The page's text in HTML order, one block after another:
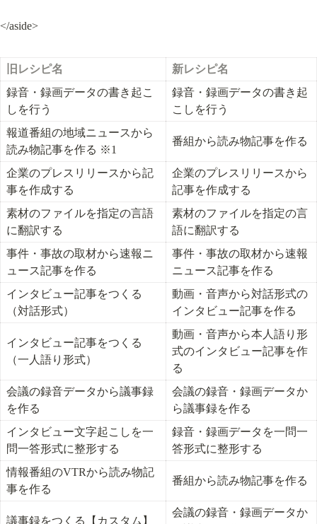
</aside>
旧レシピ名
新レシピ名
録音・録画データの書き起こ
しを行う
録音・録画データの書き起
こしを行う
報道番組の地域ニュースから
読み物記事を作る ※1
番組から読み物記事を作る
企業のプレスリリースから記
事を作成する
企業のプレスリリースから
記事を作成する
素材のファイルを指定の言語
に翻訳する
素材のファイルを指定の言
語に翻訳する
事件・事故の取材から速報ニ
ュース記事を作る
事件・事故の取材から速報
ニュース記事を作る
インタビュー記事をつくる
（対話形式）
動画・音声から対話形式の
インタビュー記事を作る
インタビュー記事をつくる
（一人語り形式）
動画・音声から本人語り形
式のインタビュー記事を作
る
会議の録音データから議事録
を作る
会議の録音・録画データか
ら議事録を作る
インタビュー文字起こしを一
問一答形式に整形する
録音・録画データを一問一
答形式に整形する
情報番組のVTRから読み物記
事を作る
番組から読み物記事を作る
議事録をつくる【カスタム】
会議の録音・録画データか